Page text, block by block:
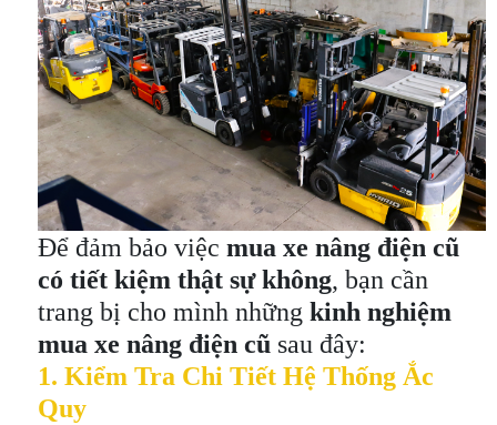
Để đảm bảo việc mua xe nâng điện cũ
có tiết kiệm thật sự không, bạn cần
trang bị cho mình những kinh nghiệm
mua xe nâng điện cũ sau đây:
1. Kiểm Tra Chi Tiết Hệ Thống Ắc
Quy